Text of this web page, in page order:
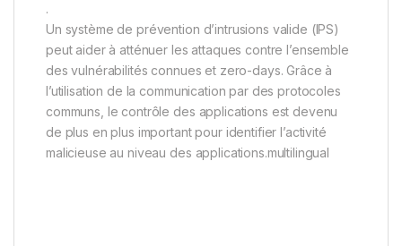
.
Un système de prévention d’intrusions valide (IPS)
peut aider à atténuer les attaques contre l’ensemble
des vulnérabilités connues et zero-days. Grâce à
l’utilisation de la communication par des protocoles
communs, le contrôle des applications est devenu
de plus en plus important pour identifier l’activité
malicieuse au niveau des applications.multilingual